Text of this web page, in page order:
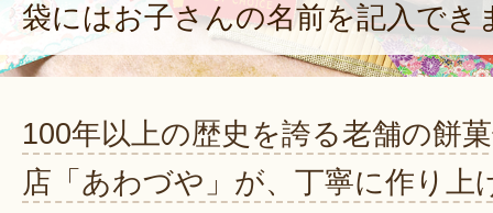
袋にはお子さんの名前を記入でき
100年以上の歴史を誇る老舗の餅
店「あわづや」が、丁寧に作り上